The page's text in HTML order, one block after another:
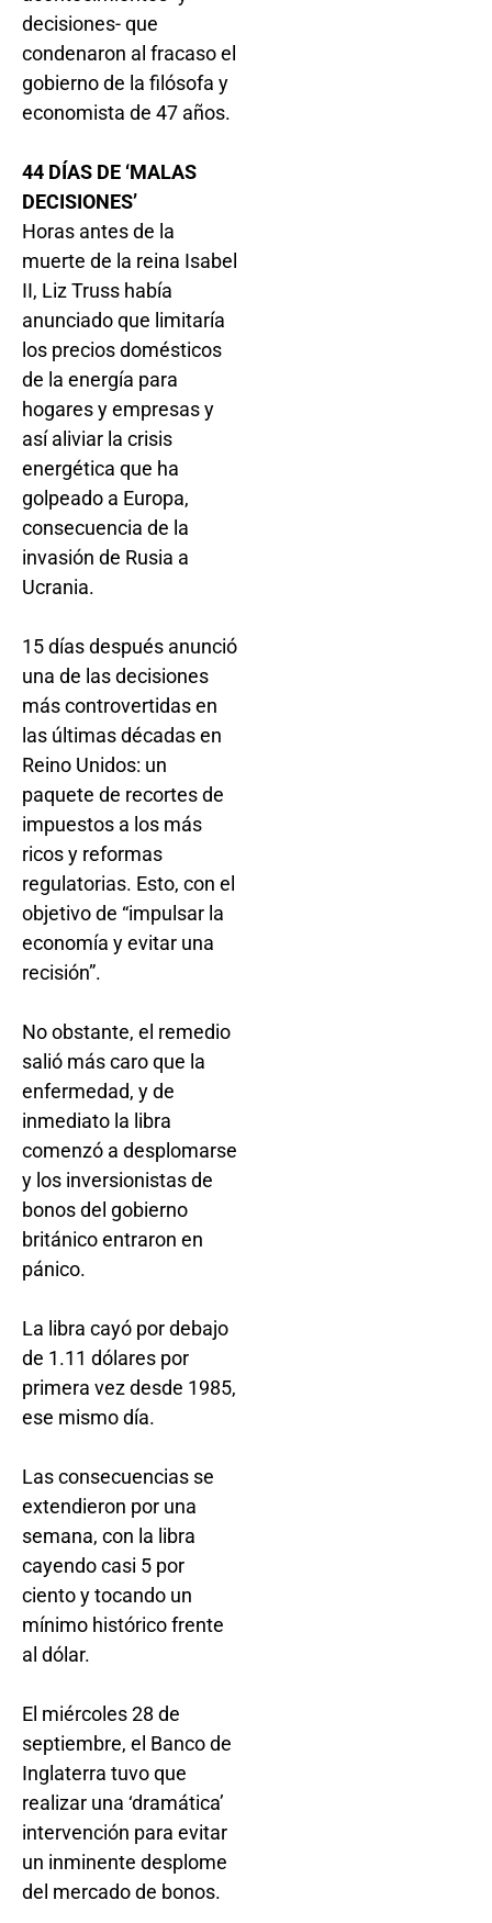
decisiones- que
condenaron al fracaso el
gobierno de la filósofa y
economista de 47 años.
44 DÍAS DE ‘MALAS
DECISIONES’
Horas antes de la
muerte de la reina Isabel
II, Liz Truss había
anunciado que limitaría
los precios domésticos
de la energía para
hogares y empresas y
así aliviar la crisis
energética que ha
golpeado a Europa,
consecuencia de la
invasión de Rusia a
Ucrania.
15 días después anunció
una de las decisiones
más controvertidas en
las últimas décadas en
Reino Unidos: un
paquete de recortes de
impuestos a los más
ricos y reformas
regulatorias. Esto, con el
objetivo de “impulsar la
economía y evitar una
recisión”.
No obstante, el remedio
salió más caro que la
enfermedad, y de
inmediato la libra
comenzó a desplomarse
y los inversionistas de
bonos del gobierno
británico entraron en
pánico.
La libra cayó por debajo
de 1.11 dólares por
primera vez desde 1985,
ese mismo día.
Las consecuencias se
extendieron por una
semana, con la libra
cayendo casi 5 por
ciento y tocando un
mínimo histórico frente
al dólar.
El miércoles 28 de
septiembre, el Banco de
Inglaterra tuvo que
realizar una ‘dramática’
intervención para evitar
un inminente desplome
del mercado de bonos.